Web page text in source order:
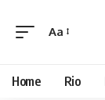
Font
Aa
Home Rio